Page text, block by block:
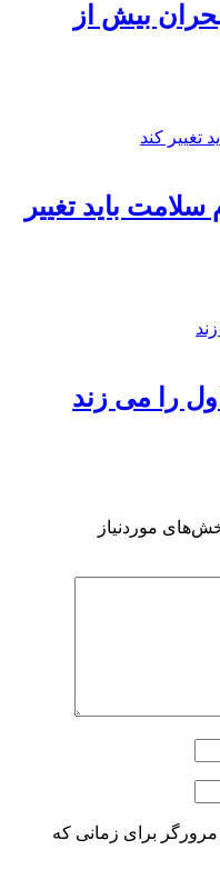
بیش از
باید تغییر
را می زند
موردنیاز
برای زمانی که